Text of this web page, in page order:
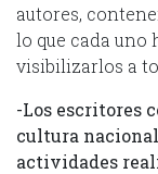
autores,
lo que cada uno
visibilizarlos a
-Los escritores
cultura
actividades